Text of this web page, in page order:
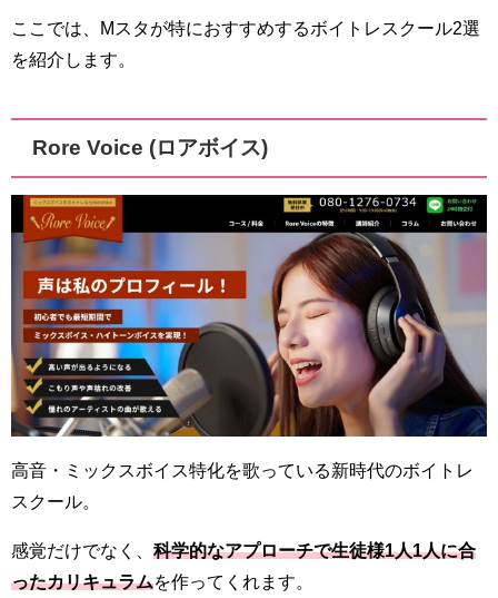
ここでは、Mスタが特におすすめするボイトレスクール2選
を紹介します。
Rore Voice (ロアボイス)
高音・ミックスボイス特化を歌っている新時代のボイトレ
スクール。
感覚だけでなく、 科学的なアプローチで生徒様1人1人に合
ったカリキュラムを作ってくれます。